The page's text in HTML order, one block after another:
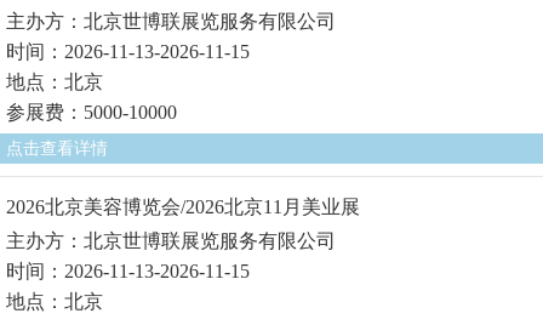
主办方：北京世博联展览服务有限公司
时间：2026-11-13-2026-11-15
地点：北京
参展费：5000-10000
点击查看详情
2026北京美容博览会/2026北京11月美业展
主办方：北京世博联展览服务有限公司
时间：2026-11-13-2026-11-15
地点：北京